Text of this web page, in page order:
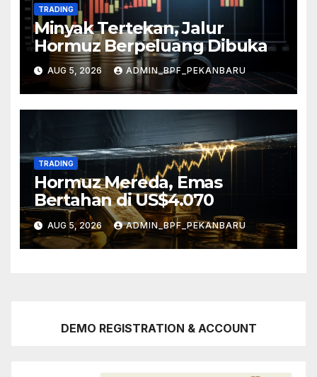
TRADING
Minyak Tertekan, Jalur
Hormuz Berpeluang Dibuka
AUG 5, 2026 ADMIN_BPF_PEKANBARU
TRADING
Hormuz Mereda, Emas
Bertahan di US$4.070
AUG 5, 2026 ADMIN_BPF_PEKANBARU
DEMO REGISTRATION & ACCOUNT